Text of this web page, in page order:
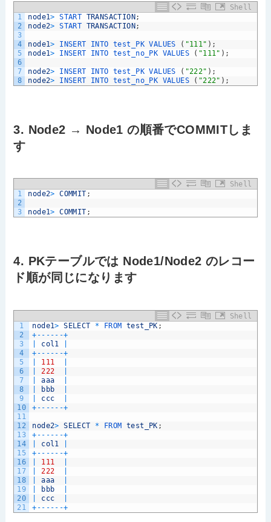
Shell
1
2
3
4
5
6
7
8
node1> START TRANSACTION;
node2> START TRANSACTION;
node1> INSERT INTO test_PK VALUES ( "111" ) ;
node1> INSERT INTO test_no_PK VALUES ( "111" ) ;
node2> INSERT INTO test_PK VALUES ( "222" ) ;
node2> INSERT INTO test_no_PK VALUES ( "222" ) ;
3. Node2 → Node1 の順番でCOMMITしま
す
Shell
1
2
3
node2> COMMIT ;
node1> COMMIT ;
4. PKテーブルでは Node1/Node2 のレコー
ド順が同じになります
Shell
1
2
3
4
5
6
7
8
9
10
11
12
13
14
15
16
17
18
19
20
21
node1> SELECT * FROM test_PK ;
+ -- -- --+
col1
+ -- -- --+
111
222
aaa
bbb
ccc
+ -- -- --+
node2> SELECT * FROM test_PK ;
+ -- -- --+
col1
+ -- -- --+
111
222
aaa
bbb
ccc
+ -- -- --+